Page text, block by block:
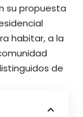
su propuesta
habitar, a la
de